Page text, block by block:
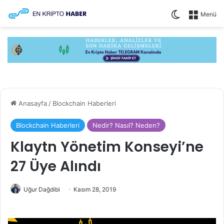
Menü
Dış
Anasayfa / Blockchain Haberleri
Blockchain Haberleri Nedir? Nasıl? Neden?
Klaytn Yönetim Konseyi’ne
27 Üye Alındı
Uğur Dağdibi Kasım 28, 2019